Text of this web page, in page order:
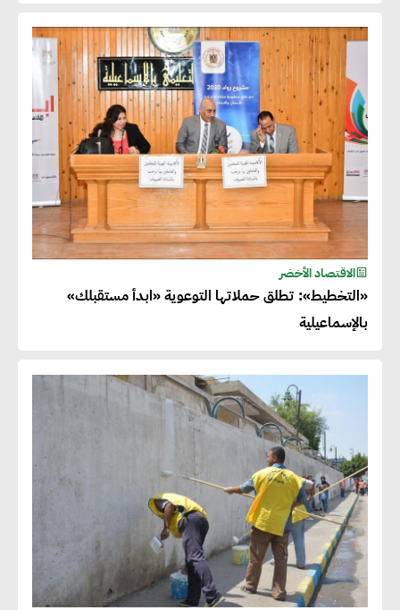
الاقتصاد الأخضر
«التخطيط»: تطلق حملاتها التوعوية «ابدأ مستقبلك»
بالإسماعيلية